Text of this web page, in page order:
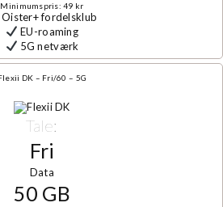
Minimumspris: 49 kr
Oister+ fordelsklub
EU-roaming
5G netværk
DK – Fri/60 – 5G
Tale:
Fri
Data
50 GB